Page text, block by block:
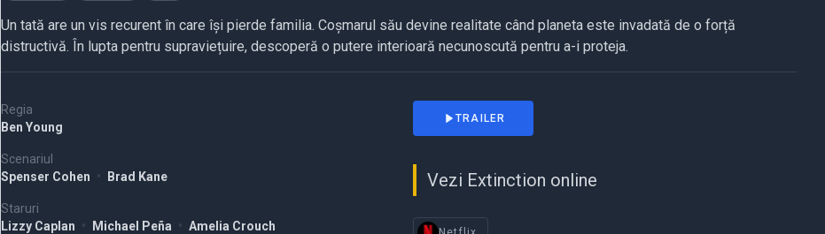
Un tată are un vis recurent în care își pierde familia. Coșmarul său devine realitate când planeta este invadată de o forță
distructivă. În lupta pentru supraviețuire, descoperă o putere interioară necunoscută pentru a-i proteja.
Regia
Ben Young
Scenariul
Spenser Cohen • Brad Kane
Staruri
Lizzy Caplan • Michael Peña • Amelia Crouch
TRAILER
Vezi Extinction online